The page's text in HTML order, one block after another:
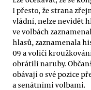
I přesto, že strana
vládní, nelze nevidět
ve volbách
hlasů, zaznamenala
09 a voliči
obrátili naruby.
obávají o své pozice
a senátními volbami.